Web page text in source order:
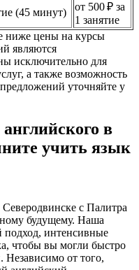
(45 минут)
от 500 ₽ за
1 занятие
ниже цены на курсы
являются
исключительно для
а также возможность
уточняйте у
в
учить язык
с Палитра
будущему. Наша
подход, интенсивные
чтобы вы могли быстро
Независимо от того,